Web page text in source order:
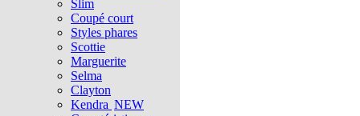
Slim
Coupé court
Styles phares
Scottie
Marguerite
Selma
Clayton
Kendra NEW